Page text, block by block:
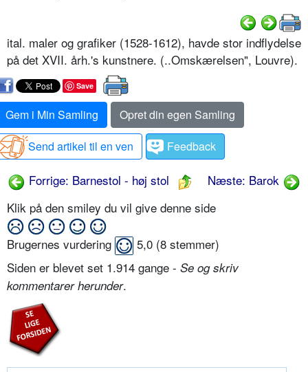
ital. maler og grafiker (1528-1612), havde stor indflydelse
på det XVII. årh.'s kunstnere. (..Omskærelsen", Louvre).
Save
Gem i Min Samling
Opret din egen Samling
Send artikel til en ven
Feedback
Forrige: Barnestol - høj stol
Næste: Barok
Klik på den smiley du vil give denne side
Brugernes vurdering 5,0 (8 stemmer)
Siden er blevet set 1.914 gange - Se og skriv
kommentarer herunder.